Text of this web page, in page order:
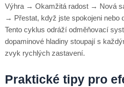
Výhra → Okamžitá radost → Nová
→ Přestat, když jste spokojeni nebo
Tento cyklus odráží odměňovací
dopaminové hladiny stoupají s
zvyk rychlých zastavení.
Praktické tipy pro